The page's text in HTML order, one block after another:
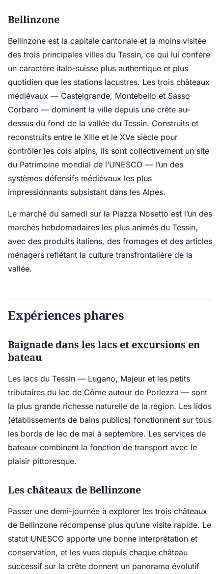
Bellinzone
Bellinzone est la capitale cantonale et la moins visitée
des trois principales villes du Tessin, ce qui lui confère
un caractère italo-suisse plus authentique et plus
quotidien que les stations lacustres. Les trois châteaux
médiévaux — Castelgrande, Montebello et Sasso
Corbaro — dominent la ville depuis une crête au-
dessus du fond de la vallée du Tessin. Construits et
reconstruits entre le XIIIe et le XVe siècle pour
contrôler les cols alpins, ils sont collectivement un site
du Patrimoine mondial de l’UNESCO — l’un des
systèmes défensifs médiévaux les plus
impressionnants subsistant dans les Alpes.
Le marché du samedi sur la Piazza Nosetto est l’un des
marchés hebdomadaires les plus animés du Tessin,
avec des produits italiens, des fromages et des articles
ménagers reflétant la culture transfrontalière de la
vallée.
Expériences phares
Baignade dans les lacs et excursions en
bateau
Les lacs du Tessin — Lugano, Majeur et les petits
tributaires du lac de Côme autour de Porlezza — sont
la plus grande richesse naturelle de la région. Les lidos
(établissements de bains publics) fonctionnent sur tous
les bords de lac de mai à septembre. Les services de
bateaux combinent la fonction de transport avec le
plaisir pittoresque.
Les châteaux de Bellinzone
Passer une demi-journée à explorer les trois châteaux
de Bellinzone récompense plus qu’une visite rapide. Le
statut UNESCO apporte une bonne interprétation et
conservation, et les vues depuis chaque château
successif sur la crête donnent un panorama évolutif